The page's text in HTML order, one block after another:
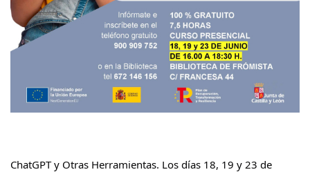
ChatGPT y Otras Herramientas. Los días 18, 19 y 23 de